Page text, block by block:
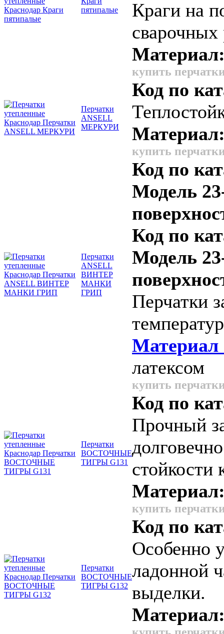
пятипалые
Краги на
сварочных
купить
Перчатки
ANSELL
МЕРКУРИ
Код по
купить
Перчатки
ANSELL
ВИНТЕР
МАНКИ
ГРИП
Код по
Модель
Код по
Модель
Перчатки
латексом
купить
Перчатки
ВОСТОЧНЫЕ
ТИГРЫ G131
Код по
Прочный
стойкости
купить
Перчатки
ВОСТОЧНЫЕ
ТИГРЫ G132
Код по
Особенно
ладонной
выделки.